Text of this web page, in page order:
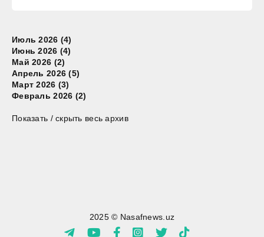
Июль 2026 (4)
Июнь 2026 (4)
Май 2026 (2)
Апрель 2026 (5)
Март 2026 (3)
Февраль 2026 (2)
Показать / скрыть весь архив
2025 © Nasafnews.uz